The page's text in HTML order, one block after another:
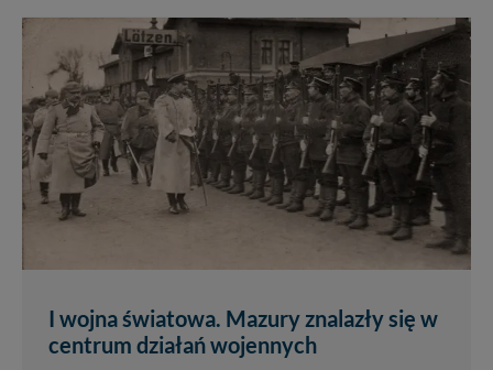
I wojna światowa. Mazury znalazły się w
centrum działań wojennych